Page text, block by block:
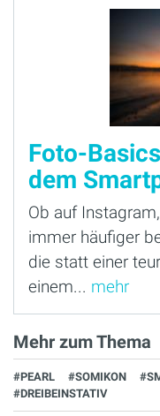
Foto-
dem
Ob auf
immer häufiger
die statt einer
einem... mehr
Mehr zum Thema
#PEARL #SOMIKON
#DREIBEINSTATIV